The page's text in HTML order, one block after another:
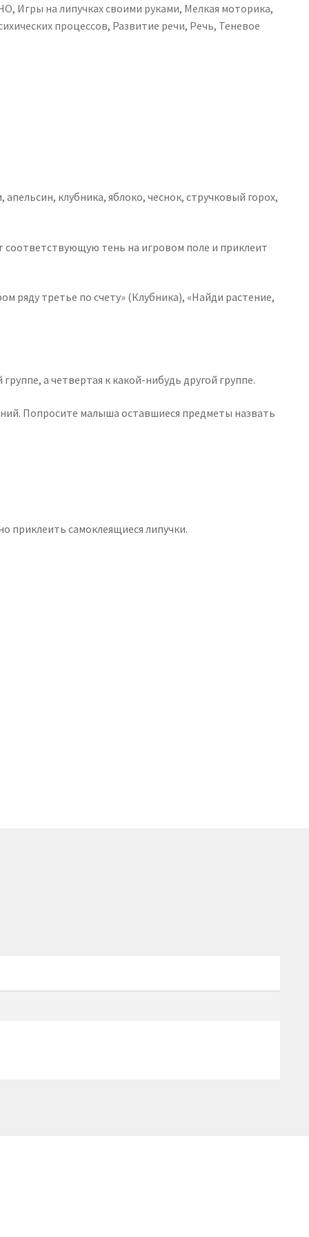
, Игры на липучках своими руками, Мелкая моторика,
процессов, Развитие речи, Речь, Теневое
клубника, яблоко, чеснок, стручковый горох,
тень на игровом поле и приклеит
ряду третье по счету» (Клубника), «Найди растение,
а четвертая к какой-нибудь другой группе.
Попросите малыша оставшиеся предметы назвать
приклеить самоклеящиеся липучки.